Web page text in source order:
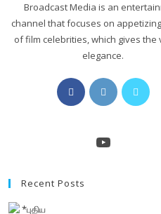
Broadcast Media is an
channel that focuses on
of film celebrities, which gives the
elegance.
Opens
in
new
Opens
in
YouTube
Recent Posts